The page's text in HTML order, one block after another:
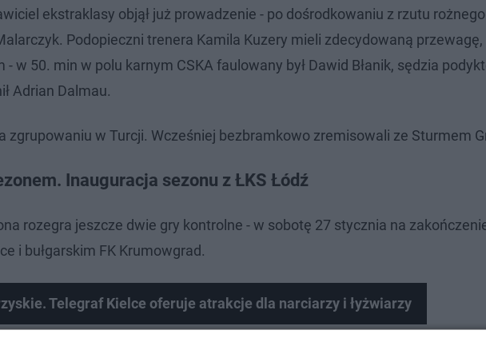
ekstraklasy objął już prowadzenie - po dośrodkowaniu z rzutu rożnego
Podopieczni trenera Kamila Kuzery mieli zdecydowaną przewagę,
w 50. min w polu karnym CSKA faulowany był Dawid Błanik, sędzia
Adrian Dalmau.
zgrupowaniu w Turcji. Wcześniej bezbramkowo zremisowali ze Sturmem
Inauguracja sezonu z ŁKS Łódź
rozegra jeszcze dwie gry kontrolne - w sobotę 27 stycznia na
i bułgarskim FK Krumowgrad.
Telegraf Kielce oferuje atrakcje dla narciarzy i łyżwiarzy